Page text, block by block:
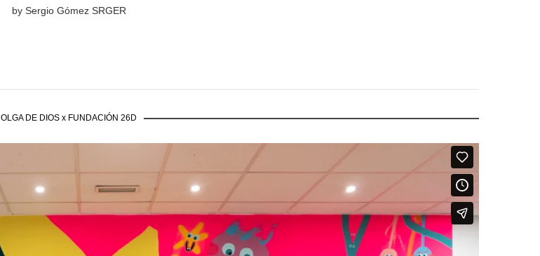
by Sergio Gómez SRGER
OLGA DE DIOS x FUNDACIÓN 26D